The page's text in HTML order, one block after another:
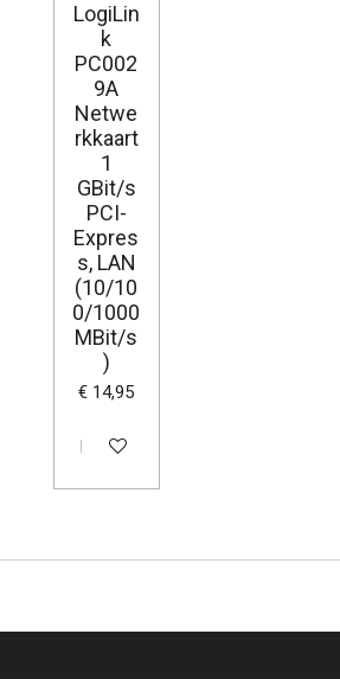
LogiLin
k
PC002
9A
Netwe
rkkaart
1
GBit/s
PCI-
Expres
s, LAN
(10/10
0/1000
MBit/s
)
€ 14,95
In winkelwagen